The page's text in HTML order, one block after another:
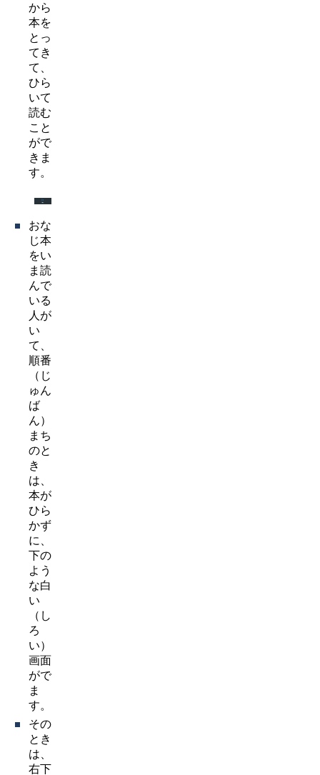
から
本を
とっ
てき
て、
ひら
いて
読む
こと
がで
きま
す。
おな
じ本
をい
ま読
んで
いる
人が
い
て、
順番
（じ
ゅん
ば
ん）
まち
のと
き
は、
本が
ひら
かず
に、
下の
よう
な白
い
（し
ろ
い）
画面
がで
ま
す。
その
とき
は、
右下